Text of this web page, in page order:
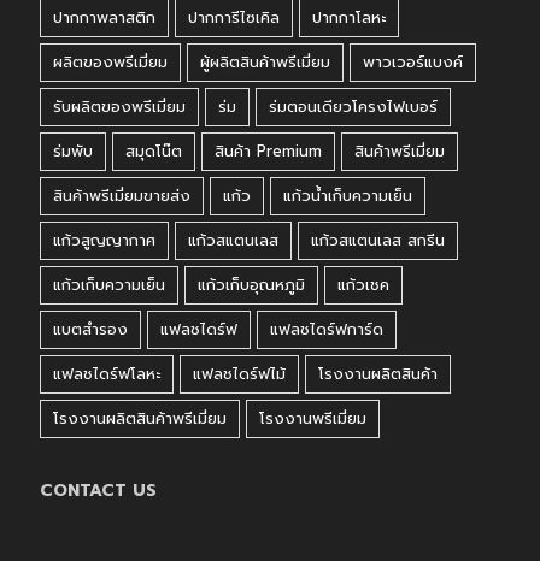
ปากกาพลาสติก
ปากการีไซเคิล
ปากกาโลหะ
ผลิตของพรีเมี่ยม
ผู้ผลิตสินค้าพรีเมี่ยม
พาวเวอร์แบงค์
รับผลิตของพรีเมี่ยม
ร่ม
ร่มตอนเดียวโครงไฟเบอร์
ร่มพับ
สมุดโน๊ต สินค้า Premium
สินค้าพรีเมี่ยม
สินค้าพรีเมี่ยมขายส่ง
แก้ว
แก้วน้ำเก็บความเย็น
แก้วสูญญากาศ
แก้วสแตนเลส
แก้วสแตนเลส สกรีน
แก้วเก็บความเย็น
แก้วเก็บอุณหภูมิ
แก้วเชค
แบตสำรอง
แฟลชไดร์ฟ
แฟลชไดร์ฟการ์ด
แฟลชไดร์ฟโลหะ
แฟลชไดร์ฟไม้
โรงงานผลิตสินค้า
โรงงานผลิตสินค้าพรีเมี่ยม
โรงงานพรีเมี่ยม
CONTACT US